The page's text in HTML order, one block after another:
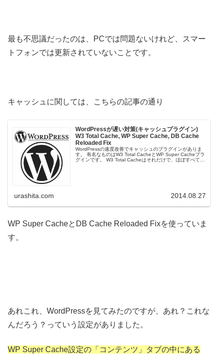
最も不思議だったのは、PCでは問題ないけれど、スマー
トフォンでは更新されていないことです。
キャッシュに関しては、こちらの記事の通り
WordPressが遅い対策(キャッシュプラグイン)
W3 Total Cache, WP Super Cache, DB Cache
Reloaded Fix
WordPressの速度改善でキャッシュのプラグインがありま
す。 有名なものはW3 Total CacheとWP Super Cacheプラ
グインです。 W3 Total Cacheはそれだけで、ほぼすべての
urashita.com 2014.08.27
WP Super CacheとDB Cache Reloaded Fixを使っていま
す。
あれこれ、WordPressを見てみたのですが、あれ？これな
んだろう？っていう設定がありました。
WP Super Cache設定の「コンテンツ」タブの中にある